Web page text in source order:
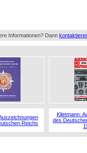
Informationen? Dann
Reichs
Klietmann:
des